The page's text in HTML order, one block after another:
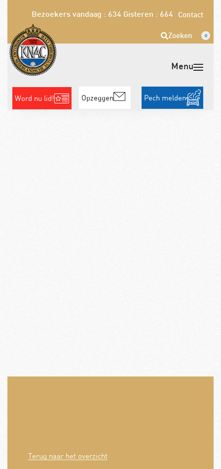
Bezoekers vandaag : 634 Gisteren : 664 Contact
Zoeken 0
Word nu lid! Opzeggen Pech melden
Terug naar het overzicht